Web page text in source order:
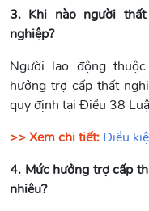
3. Khi nào người
nghiệp?
Người lao động
hưởng trợ cấp thất
quy định tại Điều 38
>> Xem chi tiết:Điều
4. Mức hưởng trợ cấp
nhiêu?